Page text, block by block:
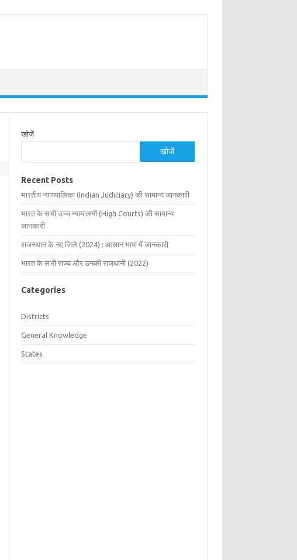
खोजें
खोजें
Recent Posts
भारतीय न्यायपालिका (Indian Judiciary) की सामान्य जानकारी
भारत के सभी उच्च न्यायालयों (High Courts) की सामान्य
जानकारी
राजस्थान के नए जिले (2024) : आसान भाषा में जानकारी
भारत के सभी राज्य और उनकी राजधानी (2022)
Categories
Districts
General Knowledge
States